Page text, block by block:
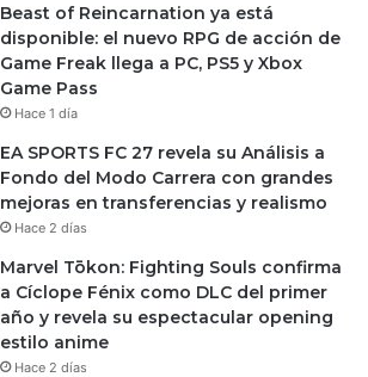
Beast of Reincarnation ya está
disponible: el nuevo RPG de acción de
Game Freak llega a PC, PS5 y Xbox
Game Pass
Hace 1 día
EA SPORTS FC 27 revela su Análisis a
Fondo del Modo Carrera con grandes
mejoras en transferencias y realismo
Hace 2 días
Marvel Tōkon: Fighting Souls confirma
a Cíclope Fénix como DLC del primer
año y revela su espectacular opening
estilo anime
Hace 2 días